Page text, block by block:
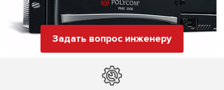
Задать вопрос инженеру